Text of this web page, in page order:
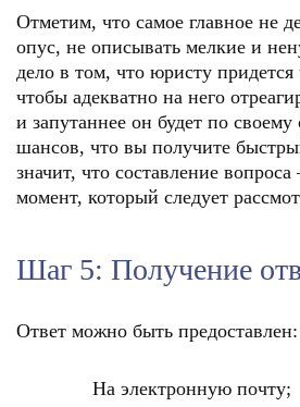
Отметим, что самое главное не
опус, не описывать мелкие и
дело в том, что юристу
чтобы адекватно на него
и запутаннее он будет по
шансов, что вы получите
значит, что составление
момент, который следует
Шаг 5: Получение
Ответ можно быть предоставлен:
На электронную почту;